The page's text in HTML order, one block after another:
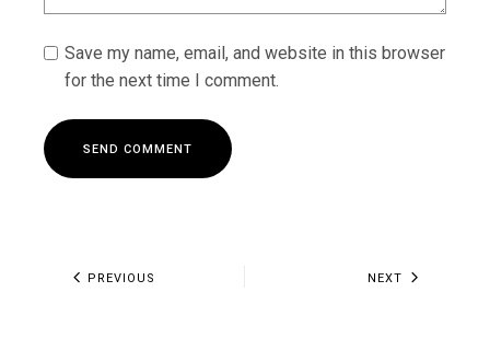
Save my name, email, and website in this browser
for the next time I comment.
SEND COMMENT
PREVIOUS NEXT